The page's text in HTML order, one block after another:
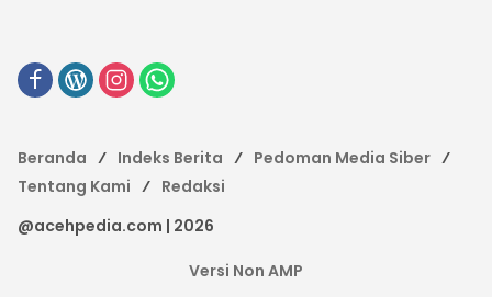
Beranda Indeks Berita
Pedoman Media Siber
Tentang Kami
Redaksi
@acehpedia.com | 2026
Versi Non AMP